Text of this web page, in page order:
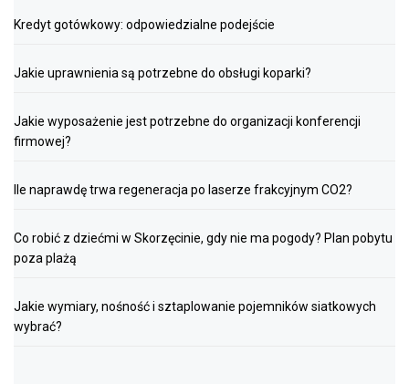
Kredyt gotówkowy: odpowiedzialne podejście
Jakie uprawnienia są potrzebne do obsługi koparki?
Jakie wyposażenie jest potrzebne do organizacji konferencji
firmowej?
Ile naprawdę trwa regeneracja po laserze frakcyjnym CO2?
Co robić z dziećmi w Skorzęcinie, gdy nie ma pogody? Plan pobytu
poza plażą
Jakie wymiary, nośność i sztaplowanie pojemników siatkowych
wybrać?